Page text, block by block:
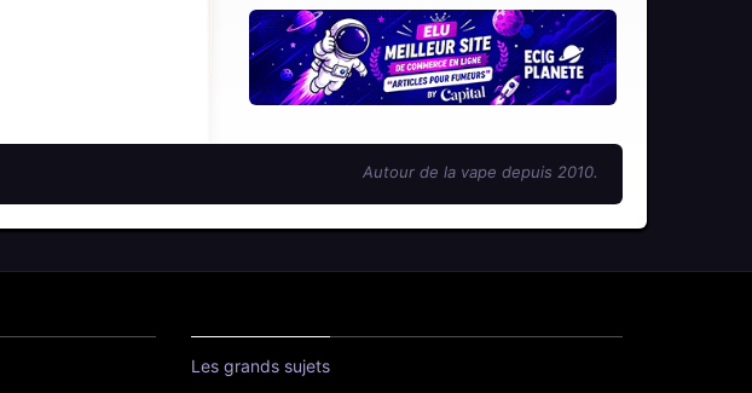
Autour de la vape depuis 2010.
Les grands sujets